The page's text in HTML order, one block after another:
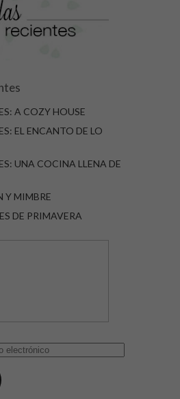
A COZY HOUSE
EL ENCANTO DE LO
UNA COCINA LLENA DE
Y MIMBRE
DE PRIMAVERA